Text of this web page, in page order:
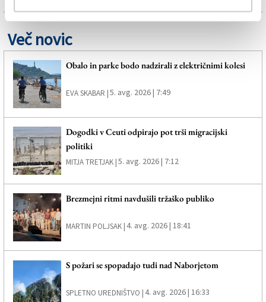
Več novic
Obalo in parke bodo nadzirali z električnimi kolesi
EVA SKABAR |5. avg. 2026 | 7:49
Dogodki v Ceuti odpirajo pot trši migracijski
politiki
MITJA TRETJAK |5. avg. 2026 | 7:12
Brezmejni ritmi navdušili tržaško publiko
MARTIN POLJSAK |4. avg. 2026 | 18:41
S požari se spopadajo tudi nad Naborjetom
SPLETNO UREDNIŠTVO |4. avg. 2026 | 16:33